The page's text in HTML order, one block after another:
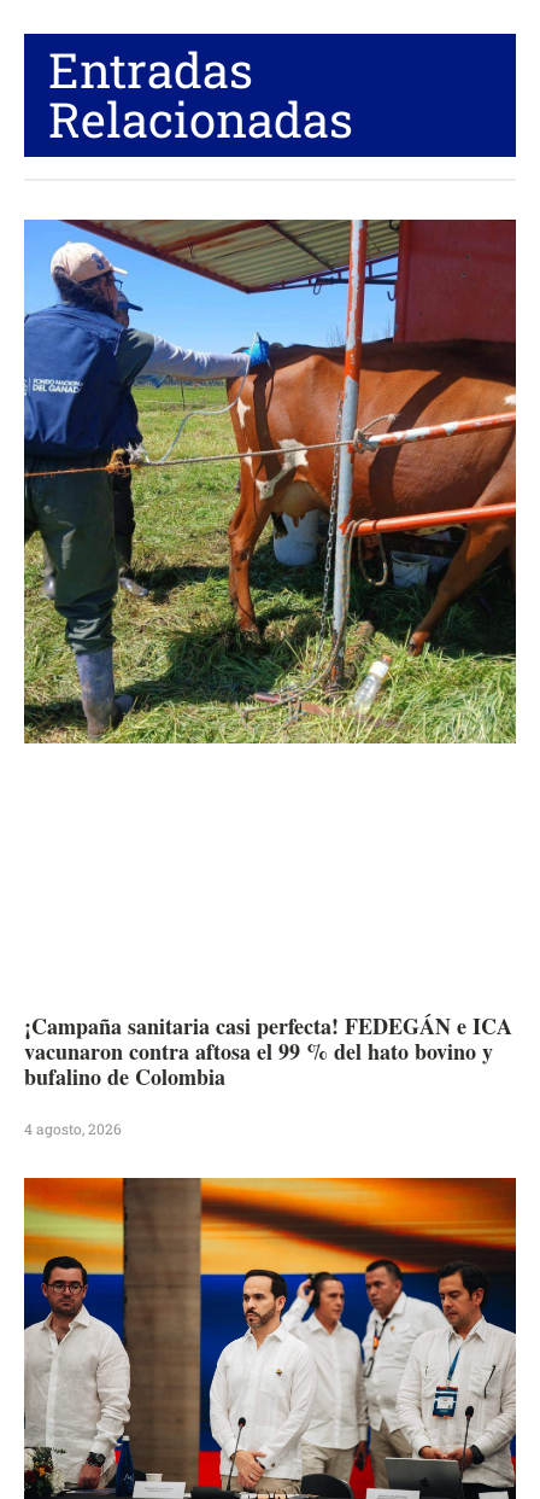
Entradas
Relacionadas
¡Campaña sanitaria casi perfecta! FEDEGÁN e ICA
vacunaron contra aftosa el 99 % del hato bovino y
bufalino de Colombia
4 agosto, 2026